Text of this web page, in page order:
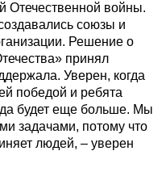
Отечественной войны.
союзы и
Решение о
принял
Уверен, когда
победой и ребята
будет еще больше. Мы
задачами, потому что
людей, – уверен